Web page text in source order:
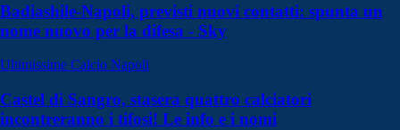
Badiashile-Napoli, previsti nuovi contatti: spunta un
nome nuovo per la difesa - Sky
Ultimissime Calcio Napoli
Castel di Sangro, stasera quattro calciatori
incontreranno i tifosi! Le info e i nomi